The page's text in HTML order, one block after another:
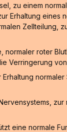
zu einem
Erhaltung eines
Zellteilung,
normaler roter
Verringerung
normaler
zur
eine normale